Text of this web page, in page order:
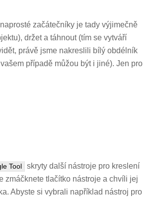
začátečníky je tady výjimečně
držet a táhnout (tím se vytváří
právě jsme nakreslili bílý obdélník
případě můžou být i jiné). Jen pro
Tool
skryty další nástroje pro kreslení
zmáčknete tlačítko nástroje a chvíli jej
Abyste si vybrali například nástroj pro